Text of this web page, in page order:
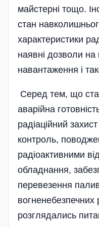
майстерні тощо.
стан
характеристики
наявні дозволи на
навантаження і
Серед тем, що
аварійна
радіаційний
контроль,
радіоактивними
обладнання,
перевезення
вогненебезпечних
розглядались